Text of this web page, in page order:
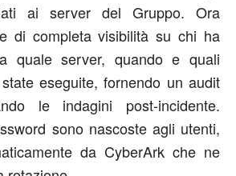
ai server del Gruppo. Ora
di completa visibilità su chi ha
quale server, quando e quali
eseguite, fornendo un audit
le indagini post-incidente.
sono nascoste agli utenti,
da CyberArk che ne